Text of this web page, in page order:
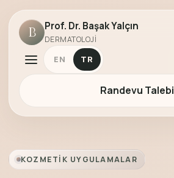
B Prof. Dr. Başak Yalçın
DERMATOLOJI
EN TR
Randevu Talebi
KOZMETIK UYGULAMALAR